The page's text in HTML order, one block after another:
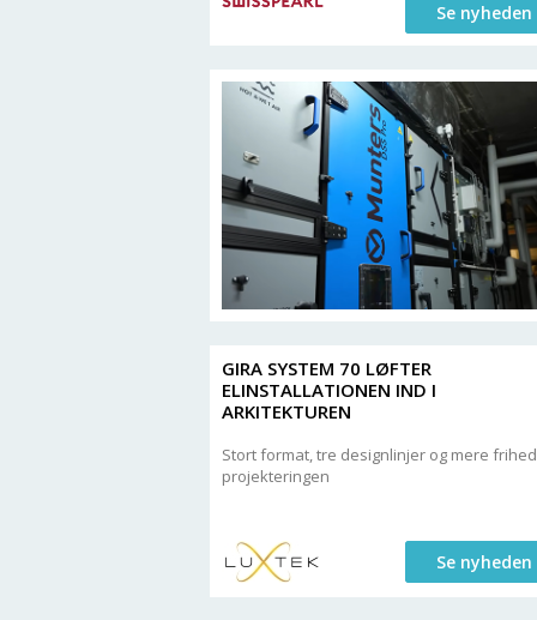
Se nyheden
GIRA SYSTEM 70 LØFTER
ELINSTALLATIONEN IND I
ARKITEKTUREN
Stort format, tre designlinjer og mere
projekteringen
Se nyheden